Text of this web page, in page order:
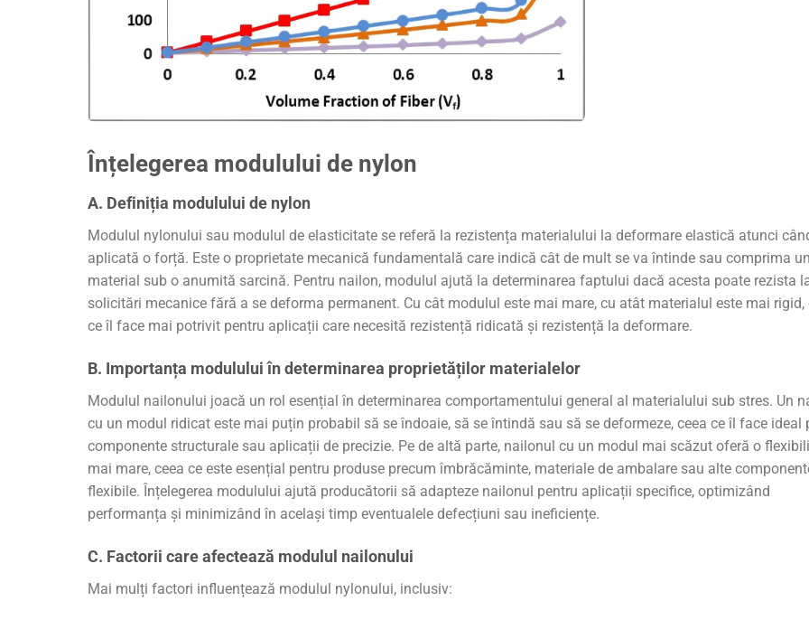
Înțelegerea modulului de nylon
A. Definiția modulului de nylon
Modulul nylonului sau modulul de elasticitate se referă la rezistența materialului la deformare elastică atunci
aplicată o forță. Este o proprietate mecanică fundamentală care indică cât de mult se va întinde sau comprima un
material sub o anumită sarcină. Pentru nailon, modulul ajută la determinarea faptului dacă acesta poate rezista
solicitări mecanice fără a se deforma permanent. Cu cât modulul este mai mare, cu atât materialul este mai rigid,
ce îl face mai potrivit pentru aplicații care necesită rezistență ridicată și rezistență la deformare.
B. Importanța modulului în determinarea proprietăților materialelor
Modulul nailonului joacă un rol esențial în determinarea comportamentului general al materialului sub stres. Un
cu un modul ridicat este mai puțin probabil să se îndoaie, să se întindă sau să se deformeze, ceea ce îl face ideal
componente structurale sau aplicații de precizie. Pe de altă parte, nailonul cu un modul mai scăzut oferă o
mai mare, ceea ce este esențial pentru produse precum îmbrăcăminte, materiale de ambalare sau alte
flexibile. Înțelegerea modulului ajută producătorii să adapteze nailonul pentru aplicații specifice, optimizând
performanța și minimizând în același timp eventualele defecțiuni sau ineficiențe.
C. Factorii care afectează modulul nailonului
Mai mulți factori influențează modulul nylonului, inclusiv: